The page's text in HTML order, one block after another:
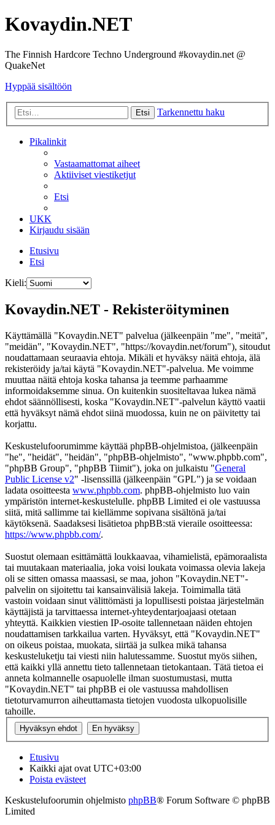
Kovaydin.NET
The Finnish Hardcore Techno Underground #kovaydin.net @
QuakeNet
Hyppää sisältöön
Etsi Tarkennettu haku
Pikalinkit
Vastaamattomat aiheet
Aktiiviset viestiketjut
Etsi
UKK
Kirjaudu sisään
Etusivu
Etsi
Kieli:
Kovaydin.NET - Rekisteröityminen
Käyttämällä "Kovaydin.NET" palvelua (jälkeenpäin "me", "meitä",
"meidän", "Kovaydin.NET", "https://kovaydin.net/forum"), sitoudut
noudattamaan seuraavia ehtoja. Mikäli et hyväksy näitä ehtoja, älä
rekisteröidy ja/tai käytä "Kovaydin.NET"-palvelua. Me voimme
muuttaa näitä ehtoja koska tahansa ja teemme parhaamme
informoidaksemme sinua. On kuitenkin suositeltavaa lukea nämä
ehdot säännöllisesti, koska "Kovaydin.NET"-palvelun käyttö vaatii
että hyväksyt nämä ehdot siinä muodossa, kuin ne on päivitetty tai
korjattu.
Keskustelufoorumimme käyttää phpBB-ohjelmistoa, (jälkeenpäin
"he", "heidät", "heidän", "phpBB-ohjelmisto", "www.phpbb.com",
"phpBB Group", "phpBB Tiimit"), joka on julkaistu "General
Public License v2" -lisenssillä (jälkeenpäin "GPL") ja se voidaan
ladata osoitteesta www.phpbb.com. phpBB-ohjelmisto luo vain
ympäristön internet-keskustelulle. phpBB Limited ei ole vastuussa
siitä, mitä sallimme tai kiellämme sopivana sisältönä ja/tai
käytöksenä. Saadaksesi lisätietoa phpBB:stä vieraile osoitteessa:
https://www.phpbb.com/.
Suostut olemaan esittämättä loukkaavaa, vihamielistä, epämoraalista
tai muutakaan materiaalia, joka voisi loukata voimassa olevia lakeja
oli se sitten omassa maassasi, se maa, johon "Kovaydin.NET"-
palvelin on sijoitettu tai kansainvälisiä lakeja. Toimimalla tätä
vastoin voidaan sinut välittömästi ja lopullisesti poistaa järjestelmän
käyttäjistä ja tarvittaessa internet-yhteydentarjoajaasi otetaan
yhteyttä. Kaikkien viestien IP-osoite tallennetaan näiden ehtojen
noudattamisen tarkkailua varten. Hyväksyt, että "Kovaydin.NET"
on oikeus poistaa, muokata, siirtää ja sulkea mikä tahansa
keskusteluketju tai viesti niin halutessamme. Suostut myös siihen,
että kaikki yllä annettu tieto tallennetaan tietokantaan. Tätä tietoa ei
anneta kolmannelle osapuolelle ilman suostumustasi, mutta
"Kovaydin.NET" tai phpBB ei ole vastuussa mahdollisen
tietoturvamurron aiheuttamasta tietojen vuodosta ulkopuolisille
tahoille.
Etusivu
Kaikki ajat ovat UTC+03:00
Poista evästeet
Keskustelufoorumin ohjelmisto phpBB® Forum Software © phpBB
Limited